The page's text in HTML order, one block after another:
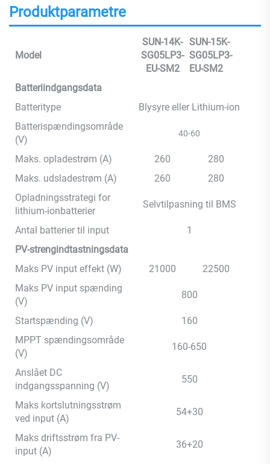
Produktparametre
Model
SUN-14K-
SG05LP3-
EU-SM2
SUN-15K-
SG05LP3-
EU-SM2
Batteriindgangsdata
Batteritype
Blysyre eller Lithium-ion
Batterispændingsområde
(V)
40-60
Maks. opladestrøm (A) 260
280
Maks. udsladestrøm (A)
260
280
Opladningsstrategi for
lithium-ionbatterier
Selvtilpasning til BMS
Antal batterier til input
1
PV-strengindtastningsdata
Maks PV input effekt (W)
21000
22500
Maks PV input spænding
(V)
800
Startspænding (V)
160
MPPT spændingsområde
(V)
160-650
Anslået DC
indgangsspanning (V)
550
Maks kortslutningsstrøm
ved input (A)
54+30
Maks driftsstrøm fra PV-
input (A)
36+20